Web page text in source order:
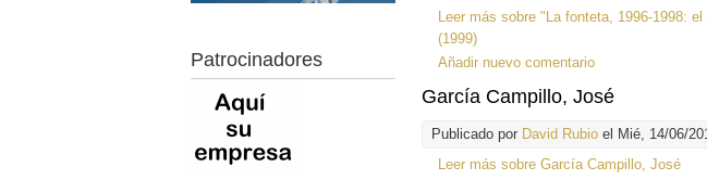
Leer más sobre "La fonteta, 1996-1998:
(1999)
Añadir nuevo comentario
García Campillo, José
Publicado por David Rubio el Mié, 14/06/
Leer más sobre García Campillo, José
Patrocinadores